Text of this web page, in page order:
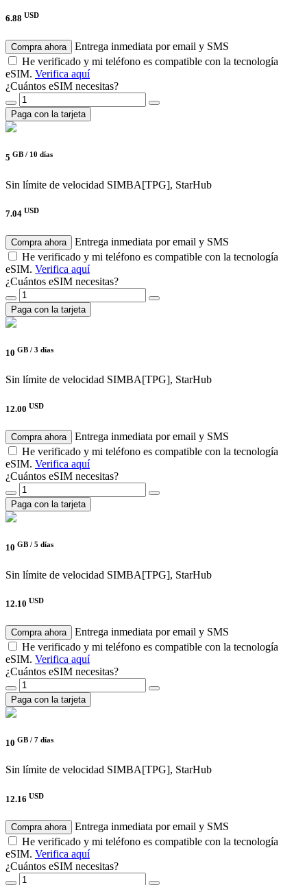
6.88 USD
Compra ahora
Entrega inmediata por email y SMS
He verificado y mi teléfono es compatible con la tecnología
eSIM. Verifica aquí
¿Cuántos eSIM necesitas?
Paga con la tarjeta
5 GB / 10 días
Sin límite de velocidad SIMBA[TPG], StarHub
7.04 USD
Compra ahora
Entrega inmediata por email y SMS
He verificado y mi teléfono es compatible con la tecnología
eSIM. Verifica aquí
¿Cuántos eSIM necesitas?
Paga con la tarjeta
10 GB / 3 días
Sin límite de velocidad SIMBA[TPG], StarHub
12.00 USD
Compra ahora
Entrega inmediata por email y SMS
He verificado y mi teléfono es compatible con la tecnología
eSIM. Verifica aquí
¿Cuántos eSIM necesitas?
Paga con la tarjeta
10 GB / 5 días
Sin límite de velocidad SIMBA[TPG], StarHub
12.10 USD
Compra ahora
Entrega inmediata por email y SMS
He verificado y mi teléfono es compatible con la tecnología
eSIM. Verifica aquí
¿Cuántos eSIM necesitas?
Paga con la tarjeta
10 GB / 7 días
Sin límite de velocidad SIMBA[TPG], StarHub
12.16 USD
Compra ahora
Entrega inmediata por email y SMS
He verificado y mi teléfono es compatible con la tecnología
eSIM. Verifica aquí
¿Cuántos eSIM necesitas?